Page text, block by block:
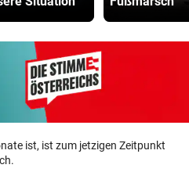
ist, ist zum jetzigen Zeitpunkt